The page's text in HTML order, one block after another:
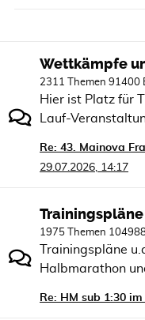
Wettkämpfe
2311 Themen 91400
Hier ist Platz für
Lauf-
Re: 43. Mainova
29.07.2026, 14:17
Trainingspläne
1975 Themen
Trainingspläne
Halbmarathon
Re: HM sub 1:30